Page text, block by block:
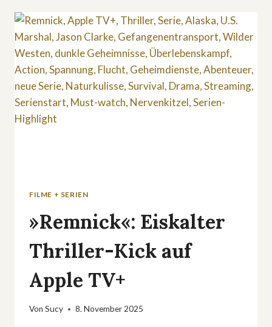
VIDEO:
DIESE
NEUE
LIEBESSERIE
BRICHT
HERZEN
FILME + SERIEN
»Remnick«: Eiskalter
Thriller-Kick auf
Apple TV+
Von Sucy 8. November 2025